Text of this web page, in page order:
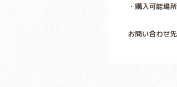
・購入可能場
お問い合わせ